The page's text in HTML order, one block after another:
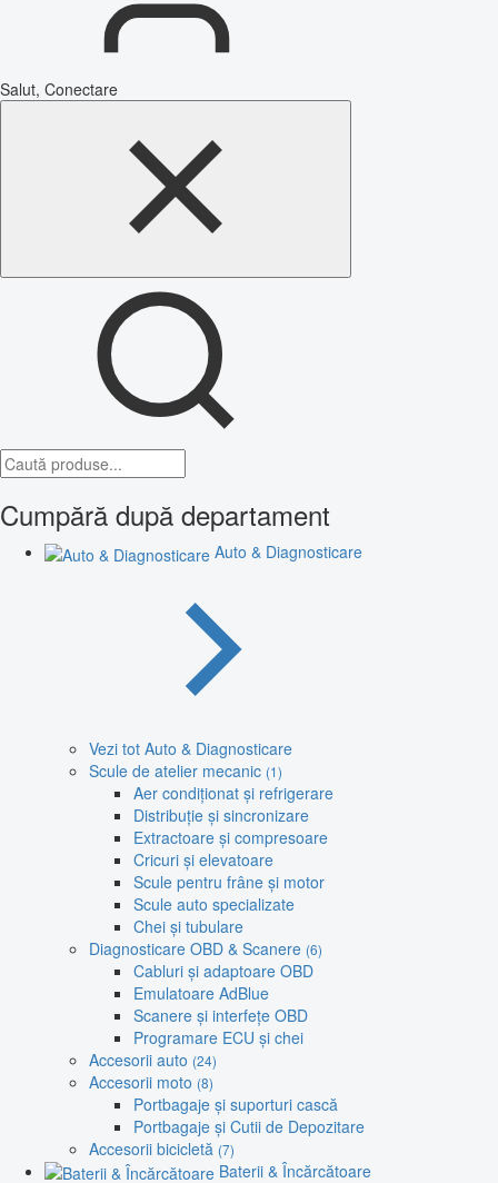
Salut, Conectare
Cumpără după departament
Auto & Diagnosticare
Vezi tot Auto & Diagnosticare
Scule de atelier mecanic (1)
Aer condiționat și refrigerare
Distribuție și sincronizare
Extractoare și compresoare
Cricuri și elevatoare
Scule pentru frâne și motor
Scule auto specializate
Chei și tubulare
Diagnosticare OBD & Scanere (6)
Cabluri și adaptoare OBD
Emulatoare AdBlue
Scanere și interfețe OBD
Programare ECU și chei
Accesorii auto (24)
Accesorii moto (8)
Portbagaje și suporturi cască
Portbagaje și Cutii de Depozitare
Accesorii bicicletă (7)
Baterii & Încărcătoare